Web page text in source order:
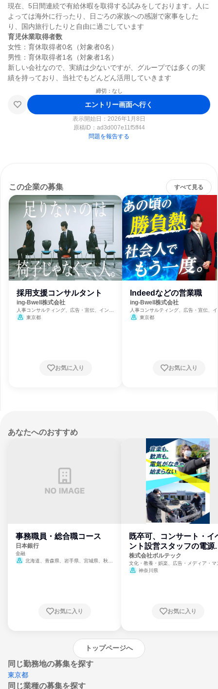
現在、5日間連続で有給休暇を取得する試みをしております。人に
よっては海外に行ったり、日ごろの家族への感謝で家事をした
育児休業取得者数
女性：育休取得者0名（対象者0名）
男性：育休取得者1名（対象者1名）
新しい会社なので、実績は少ないですが、グループでは多くの実
締切：なし
エントリー画面へ行く
表示開始日：2026年1月8日
原稿ID： ad3d007e11f5ff44
問題を報告する
この企業の募集 すべて見る
採用支援コンサルタント
ing-Bwell株式会社
人事コンサルティング、広告・宣伝、インタ
ーネット・Webサービス
東京都
お気に入り
Indeedなどの営業職
ing-Bwell株式会社
人事コンサルティング、広告・宣伝、
ーネット・Webサービス
東京都
お気に入り
あなたへのおすすめ
事務職員・総合職コース
日本銀行
金融
北海道、青森県、岩手県、宮城県、秋田
崎県、熊本県、大分県、宮崎県、鹿児島県、
お気に入り
既卒可、コンサート・イ
ント設営スタッフの電源
門
株式会社ボルテック
文化・教養・娯楽、広告・メディア・マ
ミ、電力・ガス・水道・エネルギー
神奈川県
お気に入り
トップページへ
同じ勤務地の募集を探す
東京都
同じ業種の募集を探す